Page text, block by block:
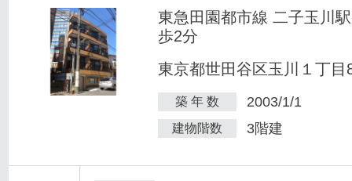
東急田園都市線 二子玉川
歩2分
東京都世田谷区玉川１丁目
築 年 数 2003/1/1
建物階数 3階建